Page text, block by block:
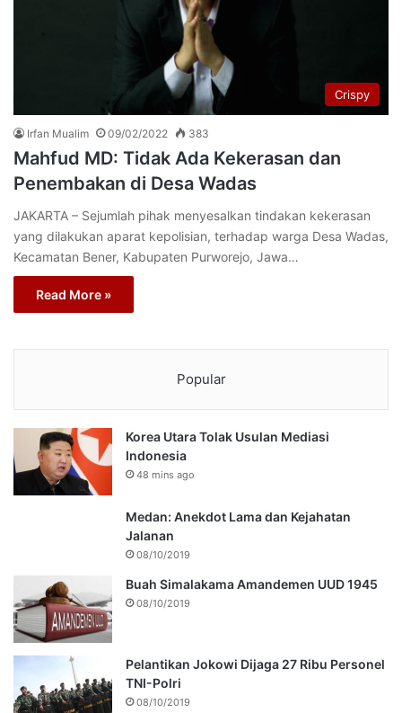
Crispy
Irfan Mualim 09/02/2022 383
Mahfud MD: Tidak Ada Kekerasan dan
Penembakan di Desa Wadas
JAKARTA – Sejumlah pihak menyesalkan tindakan kekerasan
yang dilakukan aparat kepolisian, terhadap warga Desa Wadas,
Kecamatan Bener, Kabupaten Purworejo, Jawa…
Read More »
Popular
Korea Utara Tolak Usulan Mediasi
Indonesia
48 mins ago
Medan: Anekdot Lama dan Kejahatan
Jalanan
08/10/2019
Buah Simalakama Amandemen UUD 1945
08/10/2019
Pelantikan Jokowi Dijaga 27 Ribu Personel
TNI-Polri
08/10/2019